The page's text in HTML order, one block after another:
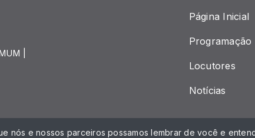
|
Página Inicial
Programação
Locutores
Notícias
nós e nossos parceiros possamos lembrar de você e